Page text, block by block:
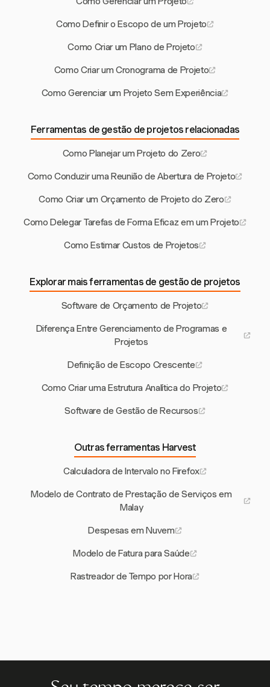
Como Definir o Escopo de um Projeto
Como Criar um Plano de Projeto
Como Criar um Cronograma de Projeto
Como Gerenciar um Projeto Sem Experiência
Ferramentas de gestão de projetos relacionadas
Como Planejar um Projeto do Zero
Como Conduzir uma Reunião de Abertura de Projeto
Como Criar um Orçamento de Projeto do Zero
Como Delegar Tarefas de Forma Eficaz em um Projeto
Como Estimar Custos de Projetos
Explorar mais ferramentas de gestão de projetos
Software de Orçamento de Projeto
Diferença Entre Gerenciamento de Programas e
Projetos
Definição de Escopo Crescente
Como Criar uma Estrutura Analítica do Projeto
Software de Gestão de Recursos
Outras ferramentas Harvest
Calculadora de Intervalo no Firefox
Modelo de Contrato de Prestação de Serviços em
Malay
Despesas em Nuvem
Modelo de Fatura para Saúde
Rastreador de Tempo por Hora